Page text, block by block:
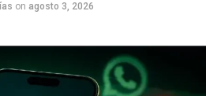
on agosto 3, 2026